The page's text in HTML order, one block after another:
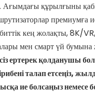
Ағымдағы құрылғыны
премиумға
кең жолақты, 8K/VR,
мен смарт үй
сіз ертерек қолданушы
талап етсеңіз,
ие болсаңыз немесе